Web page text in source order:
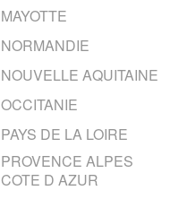
MAYOTTE
NORMANDIE
NOUVELLE AQUITAINE
OCCITANIE
PAYS DE LA LOIRE
PROVENCE ALPES
COTE D AZUR